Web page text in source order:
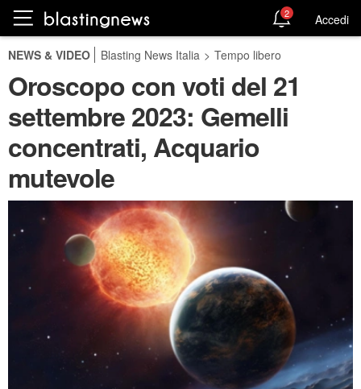
2 Accedi
NEWS & VIDEO Blasting News Italia > Tempo libero
Oroscopo con voti del 21
settembre 2023: Gemelli
concentrati, Acquario
mutevole